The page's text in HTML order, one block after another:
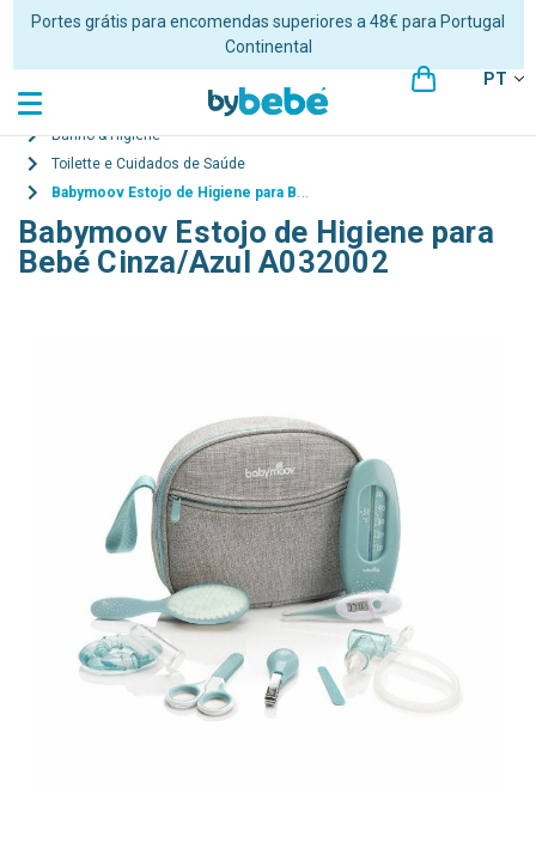
Portes grátis para encomendas superiores a 48€ para Portugal
Continental
PT
Banho & Higiene
Toilette e Cuidados de Saúde
Babymoov Estojo de Higiene para Bebé Cinza/Azul A032002
Babymoov Estojo de Higiene para
Bebé Cinza/Azul A032002